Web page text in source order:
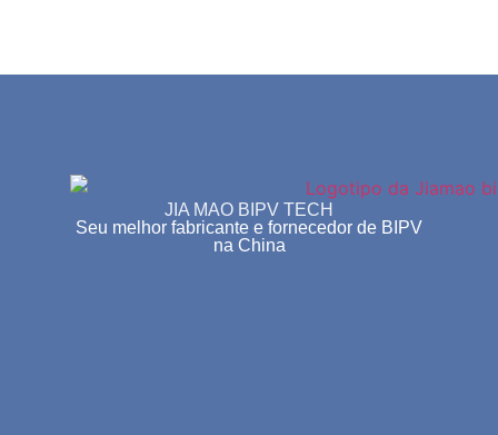
JIA MAO BIPV TECH
Seu melhor fabricante e fornecedor de BIPV
na China